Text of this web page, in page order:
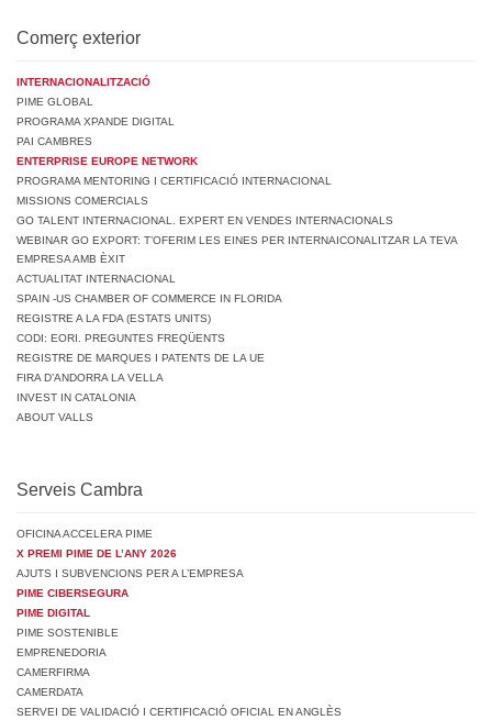
Comerç exterior
INTERNACIONALITZACIÓ
PIME GLOBAL
PROGRAMA XPANDE DIGITAL
PAI CAMBRES
ENTERPRISE EUROPE NETWORK
PROGRAMA MENTORING I CERTIFICACIÓ INTERNACIONAL
MISSIONS COMERCIALS
GO TALENT INTERNACIONAL. EXPERT EN VENDES INTERNACIONALS
WEBINAR GO EXPORT: T’OFERIM LES EINES PER INTERNAICONALITZAR LA TEVA
EMPRESA AMB ÈXIT
ACTUALITAT INTERNACIONAL
SPAIN -US CHAMBER OF COMMERCE IN FLORIDA
REGISTRE A LA FDA (ESTATS UNITS)
CODI: EORI. PREGUNTES FREQÜENTS
REGISTRE DE MARQUES I PATENTS DE LA UE
FIRA D’ANDORRA LA VELLA
INVEST IN CATALONIA
ABOUT VALLS
Serveis Cambra
OFICINA ACCELERA PIME
X PREMI PIME DE L’ANY 2026
AJUTS I SUBVENCIONS PER A L’EMPRESA
PIME CIBERSEGURA
PIME DIGITAL
PIME SOSTENIBLE
EMPRENEDORIA
CAMERFIRMA
CAMERDATA
SERVEI DE VALIDACIÓ I CERTIFICACIÓ OFICIAL EN ANGLÈS